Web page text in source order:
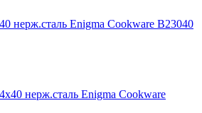
нерж.сталь Enigma Cookware B23040